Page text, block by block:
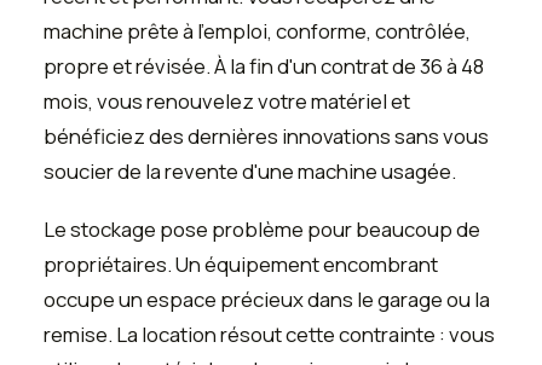
machine prête à l'emploi, conforme, contrôlée,
propre et révisée. À la fin d'un contrat de 36 à 48
mois, vous renouvelez votre matériel et
bénéficiez des dernières innovations sans vous
soucier de la revente d'une machine usagée.
Le stockage pose problème pour beaucoup de
propriétaires. Un équipement encombrant
occupe un espace précieux dans le garage ou la
remise. La location résout cette contrainte : vous